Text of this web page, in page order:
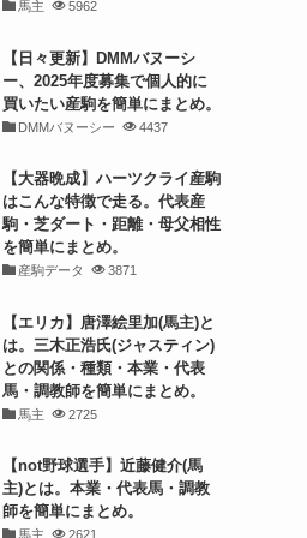
馬主 5962
【日々更新】DMMバヌーシ
ー、2025年度募集で個人的に
買いたい産駒を簡単にまとめ。
DMMバヌーシー 4437
【大器晩成】ハーツクライ産駒
はこんな特徴で走る。代表産
駒・芝ダート・距離・母父相性
を簡単にまとめ。
産駒データ 3871
【エリカ】唐澤絵里加(馬主)と
は。三木正浩氏(ジャスティン)
との関係・種類・本業・代表
馬・調教師を簡単にまとめ。
馬主 2725
【not野球選手】近藤健介(馬
主)とは。本業・代表馬・調教
師を簡単にまとめ。
馬主 2621